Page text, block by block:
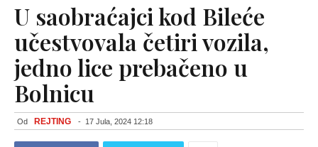
U saobraćajci kod Bileće
učestvovala četiri vozila,
jedno lice prebačeno u
Bolnicu
Od REJTING - 17 Jula, 2024 12:18